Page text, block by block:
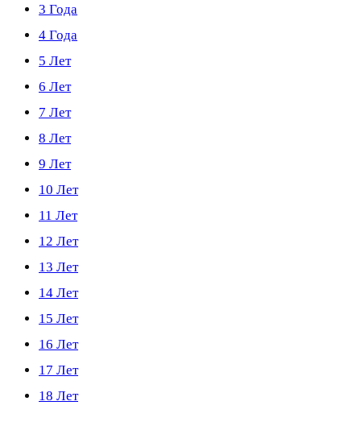
3 Года
4 Года
5 Лет
6 Лет
7 Лет
8 Лет
9 Лет
10 Лет
11 Лет
12 Лет
13 Лет
14 Лет
15 Лет
16 Лет
17 Лет
18 Лет